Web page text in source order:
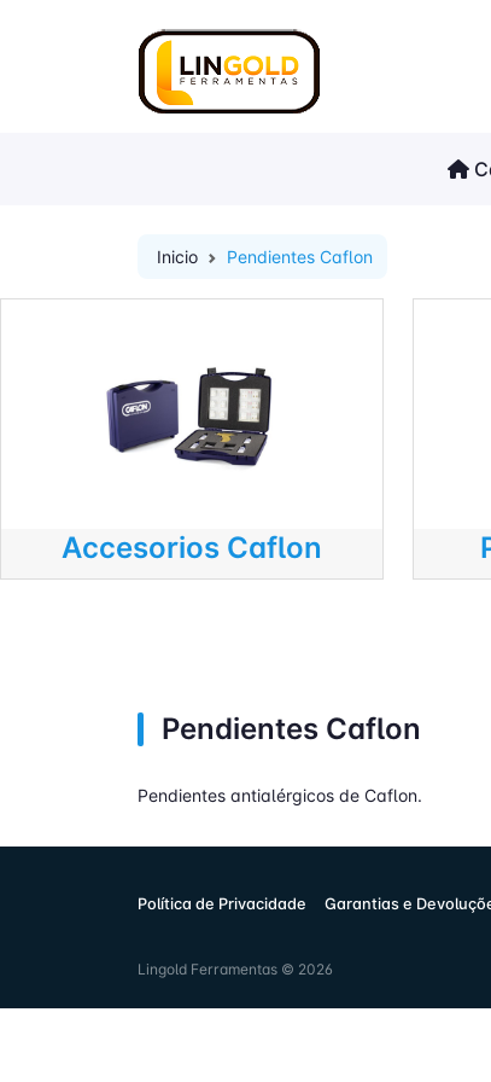
Inicio Pendientes Caflon
Accesorios Caflon
Pendientes Caflon
Pendientes antialérgicos de Caflon.
Política de Privacidade Garantias e
Lingold Ferramentas © 2026